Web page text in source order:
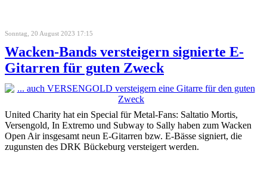
Sonntag, 20 August 2023 17:15
Wacken-Bands versteigern signierte E-
Gitarren für guten Zweck
United Charity hat ein Special für Metal-Fans: Saltatio Mortis,
Versengold, In Extremo und Subway to Sally haben zum Wacken
Open Air insgesamt neun E-Gitarren bzw. E-Bässe signiert, die
zugunsten des DRK Bückeburg versteigert werden.